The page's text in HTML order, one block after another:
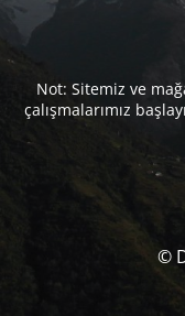
Not: Sitemiz ve
çalışmalarımız
©